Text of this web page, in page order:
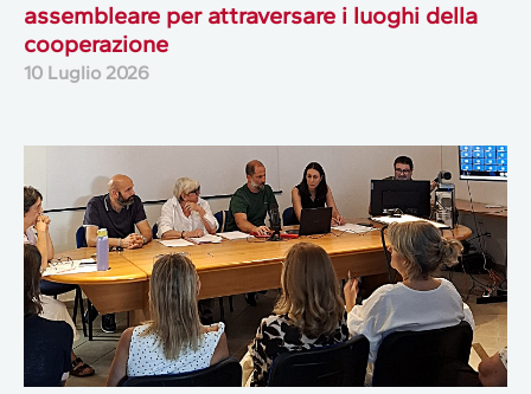
assembleare per attraversare i luoghi della
cooperazione
10 Luglio 2026